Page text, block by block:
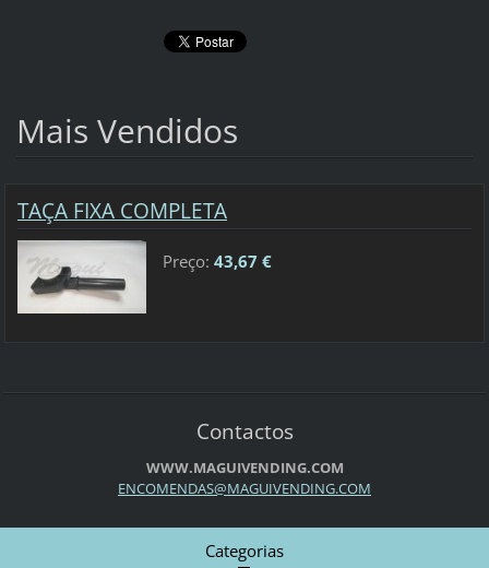
Mais Vendidos
TAÇA FIXA COMPLETA
Preço: 43,67 €
Contactos
WWW.MAGUIVENDING.COM
ENCOMENDAS@MAGUIVENDING.COM
Categorias